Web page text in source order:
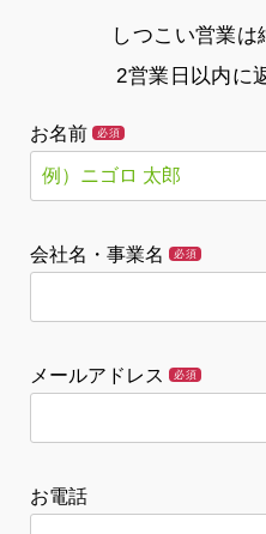
しつこい営業は
2営業日以内に
お名前 必須
会社名・事業名 必須
メールアドレス 必須
お電話